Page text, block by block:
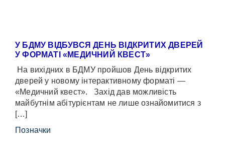
У БДМУ ВІДБУВСЯ ДЕНЬ ВІДКРИТИХ ДВЕРЕЙ
У ФОРМАТІ «МЕДИЧНИЙ КВЕСТ»
На вихідних в БДМУ пройшов День відкритих
дверей у новому інтерактивному форматі —
«Медичний квест». Захід дав можливість
майбутнім абітурієнтам не лише ознайомитися з
[…]
Позначки